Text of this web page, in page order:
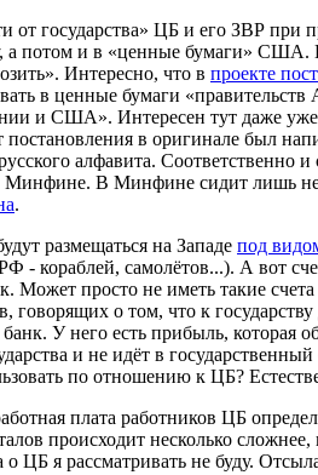
от государства» ЦБ и его ЗВР
а потом и в «ценные бумаги» США.
Интересно, что в проекте
в ценные бумаги
и США». Интересен тут даже уже
постановления в оригинале был
алфавита.
Минфине. В Минфине сидит лишь
.
размещаться на Западе под
- кораблей, самолётов...). А вот
Может просто не иметь такие
говорящих о том, что к
У него есть прибыль, которая
и не идёт в
по отношению к ЦБ?
плата работников ЦБ
происходит несколько
о ЦБ я рассматривать не буду.